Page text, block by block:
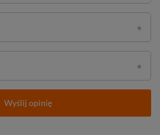
Wyślij opinię